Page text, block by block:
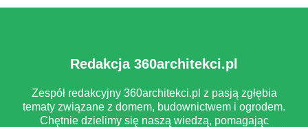
Redakcja 360architekci.pl
Zespół redakcyjny 360architekci.pl z pasją zgłębia
tematy związane z domem, budownictwem i ogrodem.
Chętnie dzielimy się naszą wiedzą, pomagając